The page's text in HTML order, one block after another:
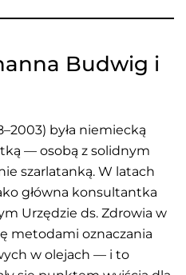
Budwig i
była niemiecką
— osobą z solidnym
szarlatanką. W latach
główna konsultantka
Urzędzie ds. Zdrowia w
metodami oznaczania
w olejach — i to